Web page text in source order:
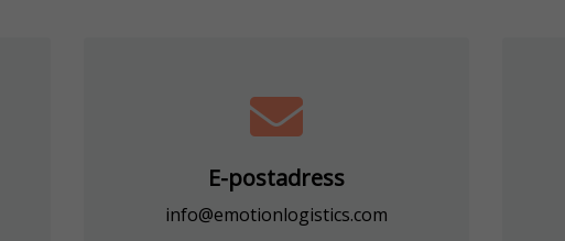
E-postadress
info@emotionlogistics.com